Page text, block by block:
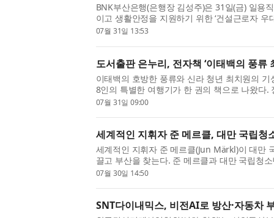
BNK부산은행(은행장 김성주)은 31일(금) 일용
이고 생활안정을 지원하기 위한 ‘건설근로자 우
번 상품은 지난 29일 BNK금융그룹과 건설근
07월 31일 13:53
도서출판 은누리, 전자책 ‘이태백의 풍류
이태백의 호방한 풍류와 신라 청년 최치원의 기
8인의 특별한 여행기가 한 권의 책으로 나왔다.
자책 ‘이태백의 풍류 최치원의 기상 - 중국 장쑤
07월 31일 09:00
세계적인 지휘자 준 메르클, 대만 국립청
세계적인 지휘자 준 메르클(Jun Märkl)이 대만
끌고 부산을 찾는다. 준 메르클과 대만 국립청
일 오후 7시 30분 부산콘서트홀에서 첫 한국
07월 30일 14:50
SNT다이내믹스, 비전AI로 방산·자동차